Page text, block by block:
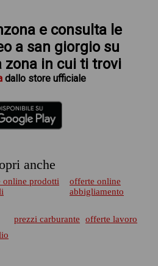
e consulta le
a san giorgio su
in cui ti trovi
dallo store ufficiale
anche
online prodotti
offerte online
abbigliamento
prezzi carburante
offerte lavoro